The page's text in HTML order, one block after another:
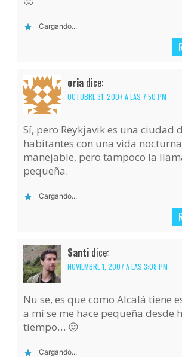
Cargando...
oria dice:
OCTUBRE 31, 2007 A LAS 7:50 PM
Sí, pero Reykjavik es una ciudad
habitantes con una vida
manejable, pero tampoco la
pequeña.
Cargando...
Santi dice:
NOVIEMBRE 1, 2007 A LAS 3:08 PM
Nu se, es que como Alcalá tiene
a mí se me hace pequeña desde
tiempo… 😛
Cargando...